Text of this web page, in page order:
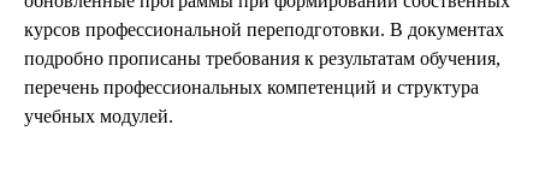
курсов профессиональной переподготовки. В документах
подробно прописаны требования к результатам обучения,
перечень профессиональных компетенций и структура
учебных модулей.